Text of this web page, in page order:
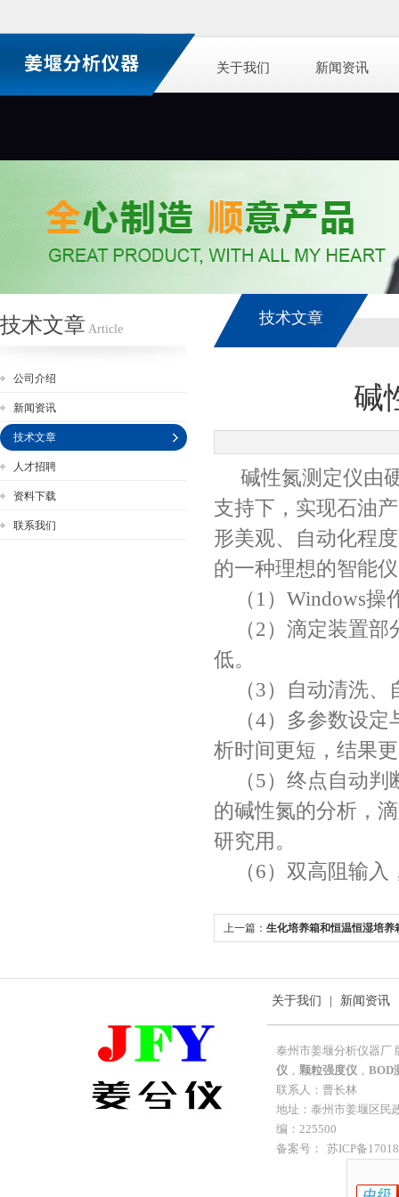
关于我们 新闻资讯
技术文章 Article
公司介绍
新闻资讯
技术文章
人才招聘
资料下载
联系我们
技术文章
碱
碱性氮测定仪由
支持下，实现石油
形美观、自动化程
的一种理想的智能
（1）Windows操
（2）滴定装置部
低。
（3）自动清洗、
（4）多参数设定
析时间更短，结果
（5）终点自动判
的碱性氮的分析，
研究用。
（6）双高阻输入
上一篇： 生化培养箱和恒温恒湿培养
关于我们 新闻资讯
泰州市姜堰分析仪器厂
仪 , 颗粒强度仪 , BOD
联系人：曹长林
地址：泰州市姜堰区民
编：225500
备案号：
苏ICP备